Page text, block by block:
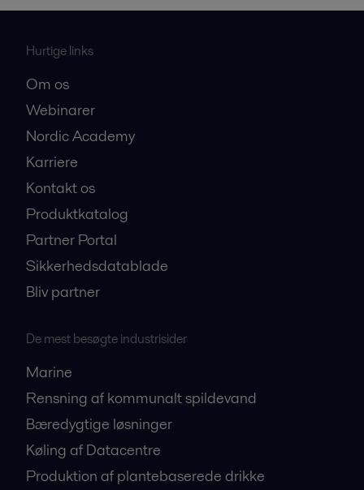
Hurtige links
Om os
Webinarer
Nordic Academy
Karriere
Kontakt os
Produktkatalog
Partner Portal
Sikkerhedsdatablade
Bliv partner
De mest besøgte industrisider
Marine
Rensning af kommunalt spildevand
Bæredygtige løsninger
Køling af Datacentre
Produktion af plantebaserede drikke